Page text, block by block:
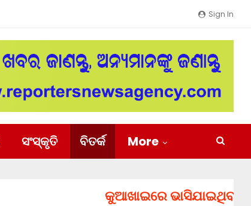
Sign In
ସଂସ୍କୃତି ବିତର୍କ More
କୁଆଖାଇରେ ଭାସିଯାଇଥିବା ୨